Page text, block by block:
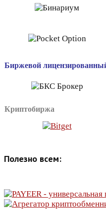
Биржевой
Криптобиржа
Полезно всем: